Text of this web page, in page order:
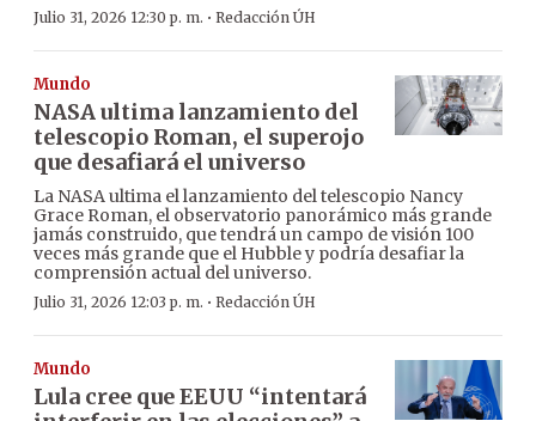
Julio 31, 2026 12:30 p. m. · Redacción ÚH
Mundo
NASA ultima lanzamiento del
telescopio Roman, el superojo
que desafiará el universo
La NASA ultima el lanzamiento del telescopio Nancy
Grace Roman, el observatorio panorámico más grande
jamás construido, que tendrá un campo de visión 100
veces más grande que el Hubble y podría desafiar la
comprensión actual del universo.
Julio 31, 2026 12:03 p. m. · Redacción ÚH
Mundo
Lula cree que EEUU “intentará